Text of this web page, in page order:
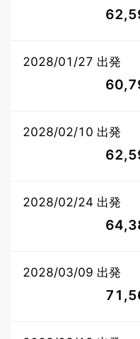
2028/01/27 出発
2028/02/10 出発
2028/02/24 出発
2028/03/09 出発